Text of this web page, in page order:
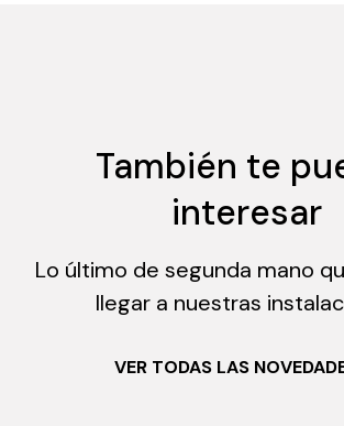
También te
interesar
Lo último de segunda mano
llegar a nuestras
VER TODAS LAS